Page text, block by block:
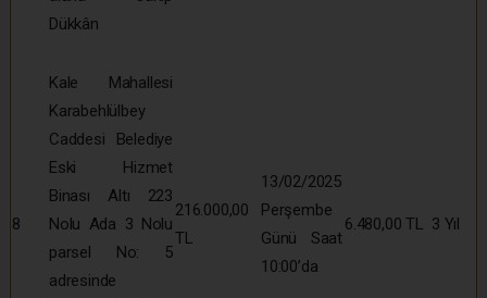
Dükkân
8
Kale Mahallesi
Karabehlülbey
Caddesi Belediye
Eski Hizmet
Binası Altı 223
Nolu Ada 3 Nolu
parsel No: 5
adresinde
216.000,00
TL
13/02/2025
Perşembe
Günü Saat
10:00’da
6.480,00 TL 3 Yıl